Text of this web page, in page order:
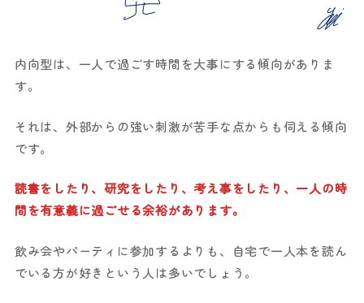
内向型は、一人で過ごす時間を大事にする傾向がありま
す。
それは、外部からの強い刺激が苦手な点からも伺える傾向
です。
読書をしたり、研究をしたり、考え事をしたり、一人の時
間を有意義に過ごせる余裕があります。
飲み会やパーティに参加するよりも、自宅で一人本を読ん
でいる方が好きという人は多いでしょう。